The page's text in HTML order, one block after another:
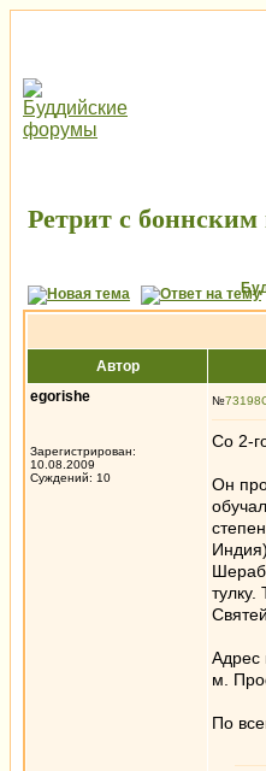
Ретрит с
Автор
egorishe
Зарегистрирован:
10.08.2009
Суждений: 10
№73198
Со 2-
Он
Шераб
Адрес
м.
По